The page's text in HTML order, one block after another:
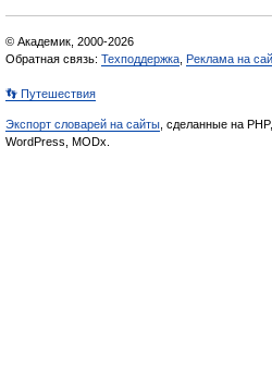
© Академик, 2000-2026
Обратная связь: Техподдержка Реклама на
👣 Путешествия
Экспорт словарей на сайты , сделанные на PHP,
WordPress, MODx.